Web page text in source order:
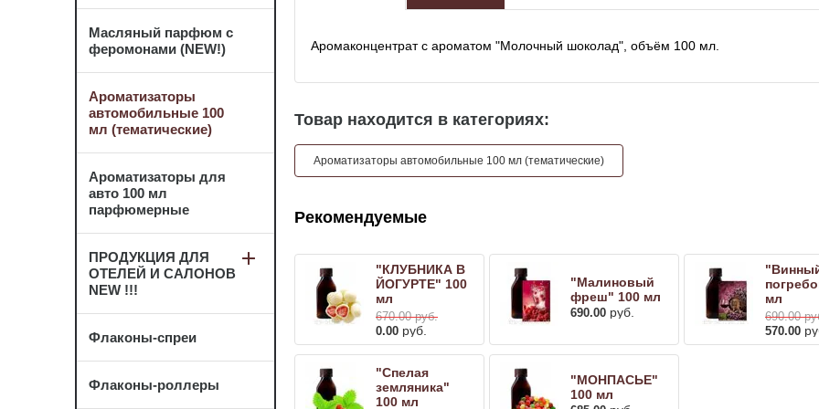
Аромаконцентрат с ароматом "Молочный шоколад", объём 100 мл.
Товар находится в категориях:
Ароматизаторы автомобильные 100 мл (тематические)
Рекомендуемые
"КЛУБНИКА В
ЙОГУРТЕ" 100
мл
670.00руб.
0.00 руб.
"Малиновый
фреш" 100 мл
690.00 руб.
мл
690.00
570.00
"Спелая
земляника"
100 мл
"МОНПАСЬЕ"
100 мл
Масляный парфюм с
феромонами (NEW!)
Ароматизаторы
автомобильные 100
мл (тематические)
Ароматизаторы для
авто 100 мл
парфюмерные
ПРОДУКЦИЯ ДЛЯ
ОТЕЛЕЙ И САЛОНОВ
NEW !!!
Флаконы-спреи
Флаконы-роллеры